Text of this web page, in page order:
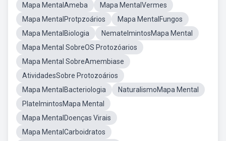
Mapa MentalAmeba
Mapa MentalVermes
Mapa MentalProtpzoários
Mapa MentalFungos
Mapa MentalBiologia
NematelmintosMapa Mental
Mapa Mental SobreOS Protozóarios
Mapa Mental SobreAmembiase
AtividadesSobre Protozoários
Mapa MentalBacteriologia
NaturalismoMapa Mental
PlatelmintosMapa Mental
Mapa MentalDoenças Virais
Mapa MentalCarboidratos